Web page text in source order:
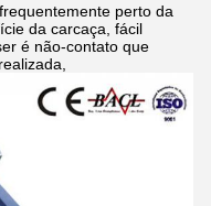
perto da
da carcaça, fácil
é não-contato que